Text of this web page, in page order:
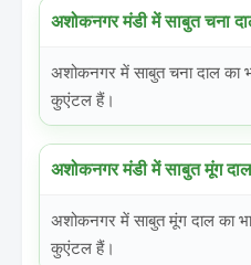
अशोकनगर मंडी में साबुत चना
अशोकनगर में साबुत चना दाल
कुएंटल हैं।
अशोकनगर मंडी में साबुत मूंग
अशोकनगर में साबुत मूंग दाल का
कुएंटल हैं।